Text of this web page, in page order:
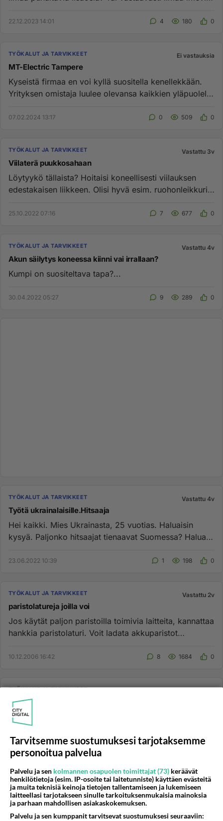
22.12.2023 14:01 4 180 0
TYÖKALUT JA TARVIKKEET Ei vastauksia
MT-Electric Tampere
Kyseistä firmaa en voi kyllä suositella kenellekkään.
Yrityksen omistaja luulee olevansa kaikkien yläpuolella
07.02.2024 13:17 0 509 0
TYÖKALUT JA TARVIKKEET Vastattu 3v
Viilaterä puukkosahaan
Löytyykö tällaista? Hoitaisi koneellisesti viilauksen
edestakaisen liikkeen. Olisi hyvä esim. ruohonleikkurin
25.10.2022 07:16 7 677 0
TYÖKALUT JA TARVIKKEET Vastattu 4v
Akun säilytys koneessa kiinni vai irrallaan?
Kumpi on suositeltava tapa?...
30.04.2022 05:27 9 289 0
TYÖKALUT JA TARVIKKEET Vastattu 4v
Työtä ukrainalaisille.Hitsaaja
Hei kaikki. Mies Ukrainasta, 25 vuotias. Haluaisin
kysyä. Paljonko hitsaajat tienaavat Suomessa? Haluan
23.06.2022 10:39 1 198 0
TYÖKALUT JA TARVIKKEET Vastattu 2v
paristolatureja joilla voi
Jos käytät paljon paristoilla toimivia laitteita, kannattaa
hankkia paristolaturi. Voit ladata akkuparistot
10.12.2006 16:42 8 1684 0
TYÖKALUT JA TARVIKKEET
Rullanaulain
Kokemuksia tai suosituksia rullanaulaimista
ulkoverhous, otsalaudoitus, räystäänaluslaudoitus jne.
töihin sopiva. Senco...
31.03.2015 18:26
TYÖKALUT JA TARVIKKEET Vastattu 2v
kompressorin hankinta?
MINKÄLAISEN JA KOKOISEN, KOMPRESSORIN
Tarvitsemme suostumuksesi tarjotaksemme
personoitua palvelua
Palvelu ja sen kolmannen osapuolen toimittajat (73) keräävät
henkilötietoja (esim. IP-osoite tai laitetunniste) käyttäen evästeitä
ja muita teknisiä keinoja tietojen tallentamiseen ja lukemiseen
laitteellasi tarjotakseen sinulle tarkoituksenmukaisia mainoksia
ja parhaan mahdollisen asiakaskokemuksen.
Palvelu ja sen kumppanit tarvitsevat suostumuksesi seuraaviin: